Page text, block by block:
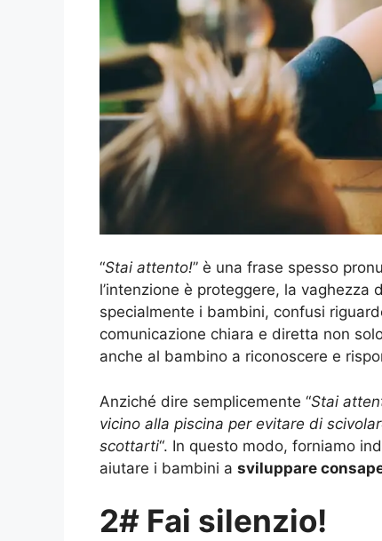
“Stai attento!” è una frase spesso
l’intenzione è proteggere, la vaghezza
specialmente i bambini, confusi
comunicazione chiara e diretta non
anche al bambino a riconoscere e
Anziché dire semplicemente “Stai
vicino alla piscina per evitare di
scottarti“. In questo modo, forniamo
aiutare i bambini a sviluppare
2# Fai silenzio!